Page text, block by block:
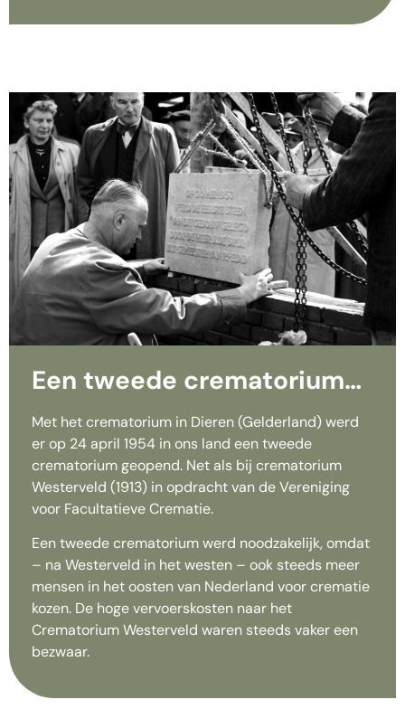
Een tweede crematorium…
Met het crematorium in Dieren (Gelderland) werd
er op 24 april 1954 in ons land een tweede
crematorium geopend. Net als bij crematorium
Westerveld (1913) in opdracht van de Vereniging
voor Facultatieve Crematie.
Een tweede crematorium werd noodzakelijk, omdat
– na Westerveld in het westen – ook steeds meer
mensen in het oosten van Nederland voor crematie
kozen. De hoge vervoerskosten naar het
Crematorium Westerveld waren steeds vaker een
bezwaar.